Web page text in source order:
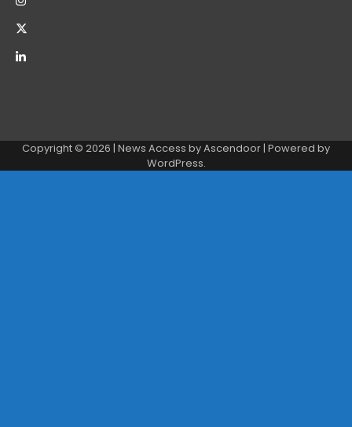
Copyright © 2026 | News Access byAscendoor | Powered by
WordPress.